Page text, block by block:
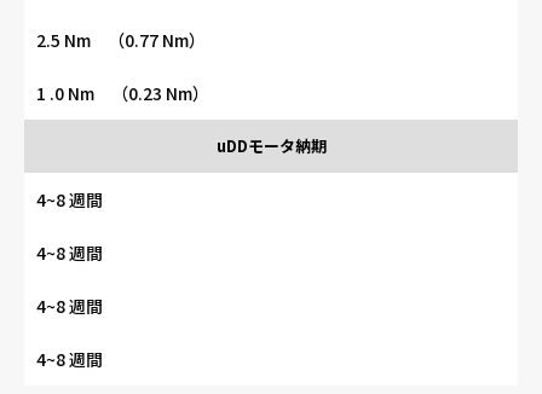
uDDモータ納期
4~8 週間
4~8 週間
2.5 Nm （0.77 Nm）
4~8 週間
1 .0 Nm （0.23 Nm）
4~8 週間